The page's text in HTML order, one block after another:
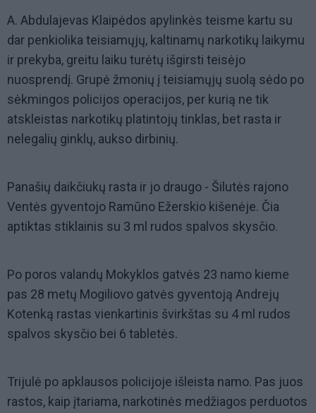
A. Abdulajevas Klaipėdos apylinkės teisme kartu su
dar penkiolika teisiamųjų, kaltinamų narkotikų laikymu
ir prekyba, greitu laiku turėtų išgirsti teisėjo
nuosprendį. Grupė žmonių į teisiamųjų suolą sėdo po
sėkmingos policijos operacijos, per kurią ne tik
atskleistas narkotikų platintojų tinklas, bet rasta ir
nelegalių ginklų, aukso dirbinių.
Panašių daikčiukų rasta ir jo draugo - Šilutės rajono
Ventės gyventojo Ramūno Ežerskio kišenėje. Čia
aptiktas stiklainis su 3 ml rudos spalvos skysčio.
Po poros valandų Mokyklos gatvės 23 namo kieme
pas 28 metų Mogiliovo gatvės gyventoją Andrejų
Kotenką rastas vienkartinis švirkštas su 4 ml rudos
spalvos skysčio bei 6 tabletės.
Trijulė po apklausos policijoje išleista namo. Pas juos
rastos, kaip įtariama, narkotinės medžiagos perduotos